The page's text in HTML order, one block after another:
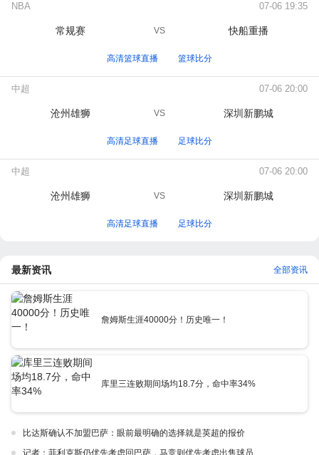
NBA 07-06 19:35
常规赛 VS 快船重播
高清篮球直播 篮球比分
中超 07-06 20:00
沧州雄狮 VS 深圳新鹏城
高清足球直播 足球比分
中超 07-06 20:00
沧州雄狮 VS 深圳新鹏城
高清足球直播 足球比分
最新资讯 全部资讯
詹姆斯生涯40000分！历史唯一！
库里三连败期间场均18.7分，命中率34%
比达斯确认不加盟巴萨：眼前最明确的选择就是英超的报价
记者：菲利克斯仍优先考虑回巴萨，马竞则优先考虑出售球员